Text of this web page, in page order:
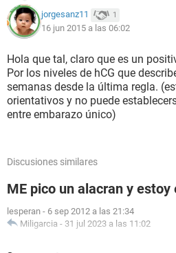
jorgesanz11 1
16 jun 2015 a las 06:02
Hola que tal, claro que es un
Por los niveles de hCG que
semanas desde la última regla.
orientativos y no puede
entre embarazo único)
Discusiones similares
ME pico un alacran y estoy
lesperan - 6 sep 2012 a las 21:34
Miligarcia - 31 jul 2023 a las 11:02